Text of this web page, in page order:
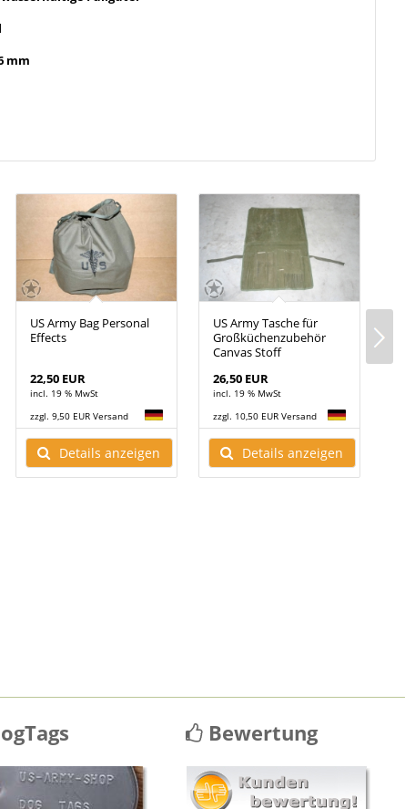
mm
US Army Bag Personal
Effects
22,50 EUR
incl. 19 % MwSt
zzgl. 9,50 EUR Versand
Details anzeigen
US Army Tasche für
Großküchenzubehör
Canvas Stoff
26,50 EUR
incl. 19 % MwSt
zzgl. 10,50 EUR Versand
Details anzeigen
Bewertung